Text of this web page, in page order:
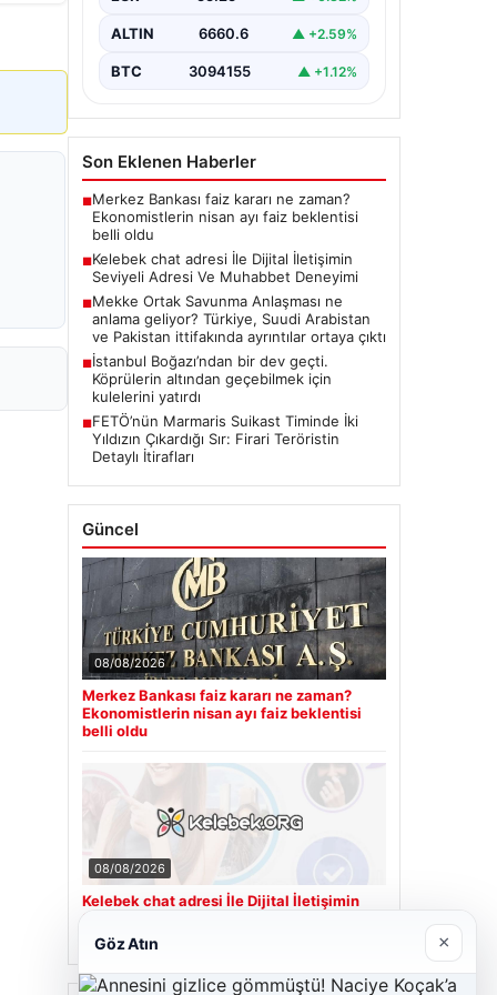
seviyeli bir biçimde bağlantı
etmektedir. Halen…
ALTIN 6660.6 ▲ +2.59%
BTC 3094155 ▲ +1.12%
Son Eklenen Haberler
■Merkez Bankası faiz kararı ne zaman?
Ekonomistlerin nisan ayı faiz beklentisi
belli oldu
■Kelebek chat adresi İle Dijital İletişimin
Seviyeli Adresi Ve Muhabbet Deneyimi
■Mekke Ortak Savunma Anlaşması ne
anlama geliyor? Türkiye, Suudi Arabistan
ve Pakistan ittifakında ayrıntılar ortaya çıktı
■İstanbul Boğazı’ndan bir dev geçti.
Köprülerin altından geçebilmek için
kulelerini yatırdı
■FETÖ’nün Marmaris Suikast Timinde İki
Yıldızın Çıkardığı Sır: Firari Teröristin
Detaylı İtirafları
Güncel
08/08/2026
Merkez Bankası faiz kararı ne zaman?
Ekonomistlerin nisan ayı faiz beklentisi
belli oldu
08/08/2026
Kelebek chat adresi İle Dijital İletişimin
Seviyeli Adresi Ve Muhabbet Deneyimi
Göz Atın ×